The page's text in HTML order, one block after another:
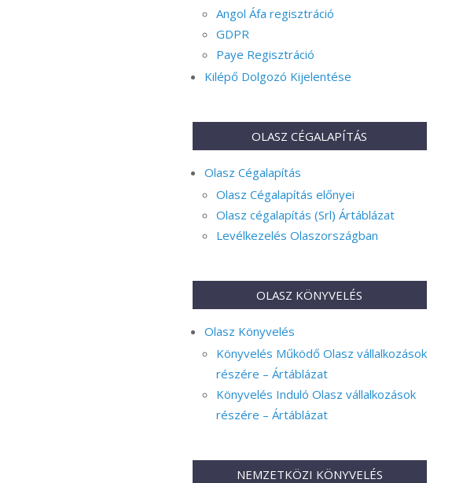
Angol Áfa regisztráció
GDPR
Paye Regisztráció
Kilépő Dolgozó Kijelentése
OLASZ CÉGALAPÍTÁS
Olasz Cégalapítás
Olasz Cégalapítás előnyei
Olasz cégalapítás (Srl) Ártáblázat
Levélkezelés Olaszországban
OLASZ KÖNYVELÉS
Olasz Könyvelés
Könyvelés Működő Olasz vállalkozások
részére – Ártáblázat
Könyvelés Induló Olasz vállalkozások
részére – Ártáblázat
NEMZETKÖZI KÖNYVELÉS